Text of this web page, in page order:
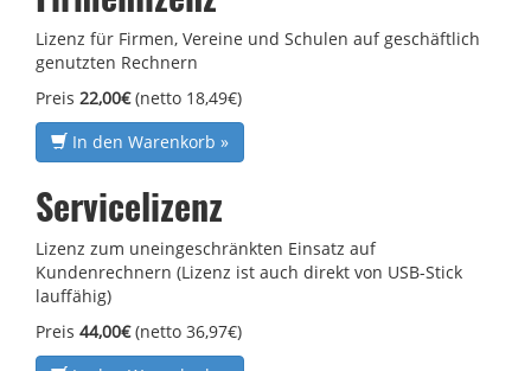
Lizenz für Firmen, Vereine und Schulen auf geschäftlich
genutzten Rechnern
Preis 22,00€(netto 18,49€)
In den Warenkorb »
Servicelizenz
Lizenz zum uneingeschränkten Einsatz auf
Kundenrechnern (Lizenz ist auch direkt von USB-Stick
lauffähig)
Preis 44,00€(netto 36,97€)